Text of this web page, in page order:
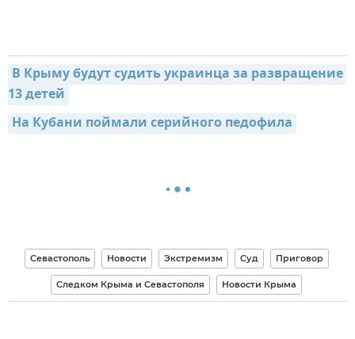
В Крыму будут судить украинца за развращение
13 детей
На Кубани поймали серийного педофила
Севастополь Новости Экстремизм Суд Приговор
Следком Крыма и Севастополя Новости Крыма